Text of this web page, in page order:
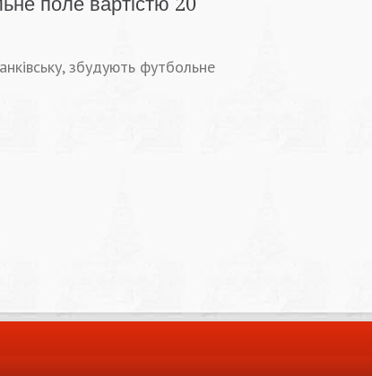
збудують футбольне